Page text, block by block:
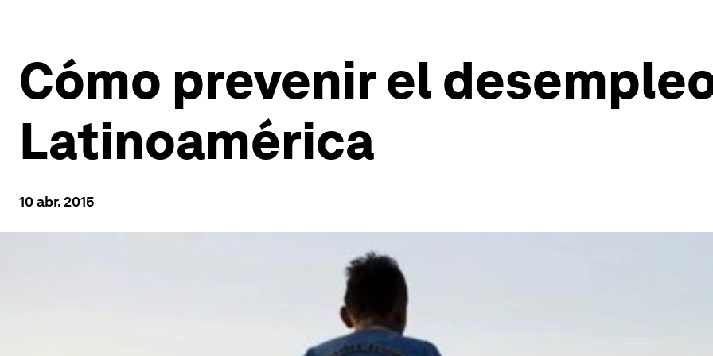
Cómo prevenir el
Latinoamérica
10 abr. 2015